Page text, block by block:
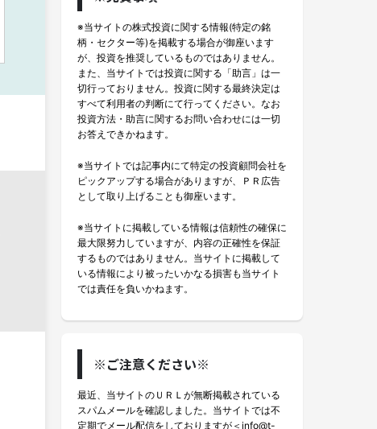
※当サイトの株式投資に関する情報(特定の銘
柄・セクター等)を掲載する場合が御座います
が、投資を推奨しているものではありません。
また、当サイトでは投資に関する「助言」は一
切行っておりません。投資に関する最終決定は
すべて利用者の判断にて行ってください。なお
投資方法・助言に関するお問い合わせには一切
お答えできかねます。
※当サイトでは記事内にて特定の投資顧問会社を
ピックアップする場合がありますが、ＰＲ広告
として取り上げることも御座います。
※当サイトに掲載している情報は信頼性の確保に
最大限努力していますが、内容の正確性を保証
するものではありません。当サイトに掲載して
いる情報により被ったいかなる損害も当サイト
では責任を負いかねます。
※ご注意ください※
最近、当サイトのＵＲＬが無断掲載されている
スパムメールを確認しました。当サイトでは不
定期でメール配信をしておりますが＜info@t-